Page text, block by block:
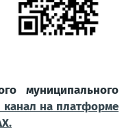
муниципального
на платформе